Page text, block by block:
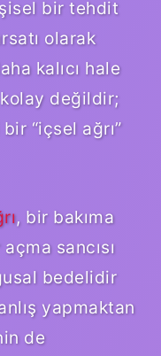
bir tehdit
olarak
kalıcı hale
değildir;
“içsel ağrı”
, bir bakıma
sancısı
bedelidir
yapmaktan
de